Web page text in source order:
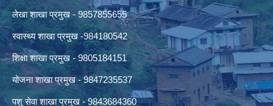
लेखा शाखा प्रमुख - 9857855655
स्वास्थ्य शाखा प्रमुख -984180542
शिक्षा शाखा प्रमुख - 9805184151
योजना शाखा प्रमुख - 9847235537
पशु सेवा शाखा प्रमुख - 9843684360